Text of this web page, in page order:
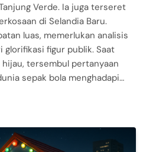
Verde. Ia juga terseret
di Selandia Baru.
luas, memerlukan analisis
glorifikasi figur publik. Saat
tersembul pertanyaan
sepak bola menghadapi…